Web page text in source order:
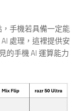
手機若具備一定能
處理，這裡提供安
的手機 AI 運算能力